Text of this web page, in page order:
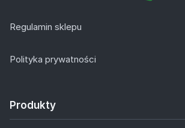
Regulamin sklepu
Polityka prywatności
Produkty